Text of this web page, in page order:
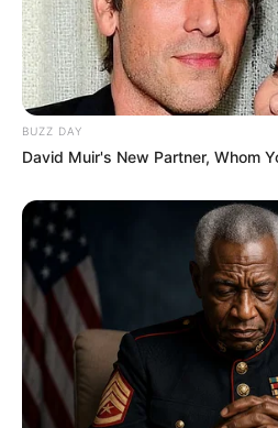
O que mudou na prática: antes
Tem direito à aposentadoria
empregado CLT, avulso ou
permanente, não ocasional nem
físicos, químicos ou biológicos,
bastava cumprir esse tempo.
exigida também uma
idade
exposição :
55 anos para quem
especial, 58 anos para quem
quem completou 25 anos.
Com a decisão do STF, essa
desaparece
. A partir de agora,
exposição —15, 20 ou 25 anos—
BUZZ DAY
David Muir's New Partner, Whom